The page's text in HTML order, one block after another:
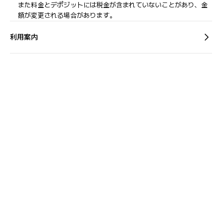
また料金とデポジットには税金が含まれていないことがあり、金
額が変更される場合があります。
利用案内